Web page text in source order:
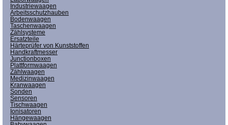
Industriewaagen
Arbeitsschutzhauben
Bodenwaagen
Taschenwaagen
Zählsysteme
Ersatzteile
Härteprüfer von Kunststoffen
Handkraftmesser
Junctionboxen
Plattformwaagen
Zählwaagen
Medizinwaagen
Kranwaagen
Sonden
Sensoren
Tischwaagen
Ionisatoren
Hängewaagen